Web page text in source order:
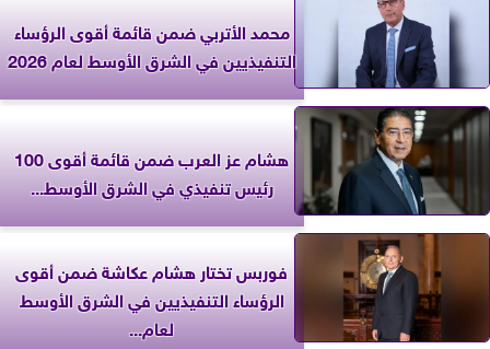
محمد الأتربي ضمن قائمة أقوى الرؤساء
التنفيذيين في الشرق الأوسط لعام 2026
هشام عز العرب ضمن قائمة أقوى 100
رئيس تنفيذي في الشرق الأوسط...
فوربس تختار هشام عكاشة ضمن أقوى
الرؤساء التنفيذيين في الشرق الأوسط
لعام...